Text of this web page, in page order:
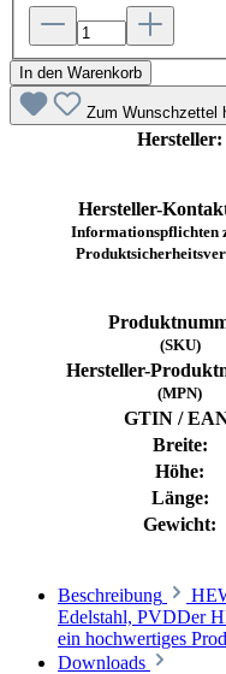
In den Warenkorb
Zum Wunschzettel
Hersteller:
Hersteller-
Informationspflichten
(SKU)
Hersteller-
(MPN)
GTIN /
Breite:
Höhe:
Länge:
Gewicht:
Beschreibung
Edelstahl, PVDDer
ein hochwertiges
Downloads